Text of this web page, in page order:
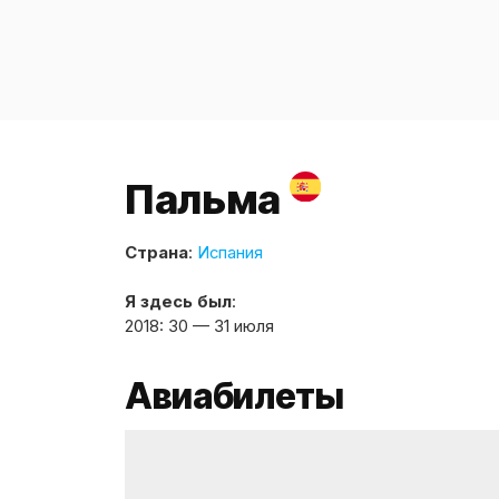
Пальма
Страна: Испания
Я здесь был:
2018: 30 — 31 июля
Авиабилеты